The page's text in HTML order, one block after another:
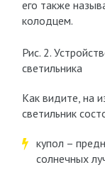
его также
колодцем.
Рис. 2.
светильника
Как видите, на
светильник
купол –
солнечных